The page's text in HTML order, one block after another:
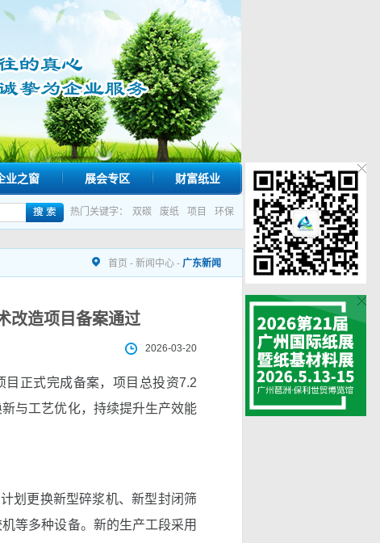
业之窗 展会专区 财富纸业
热门关键字： 双碳 废纸 项目 环保
首页 - 新闻中心 - 广东新闻
改造项目备案通过
2026-03-20
正式完成备案，项目总投资7.2
与工艺优化，持续提升生产效能
划更换新型碎浆机、新型封闭筛
等多种设备。新的生产工段采用